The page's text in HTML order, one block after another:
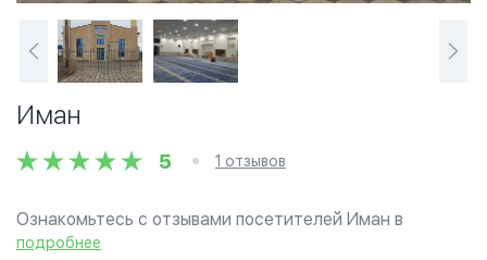
Иман
5 1 отзывов
Ознакомьтесь с отзывами посетителей Иман в
г.Атырау на фотографиях и узнайте о часах работы.
подробнее